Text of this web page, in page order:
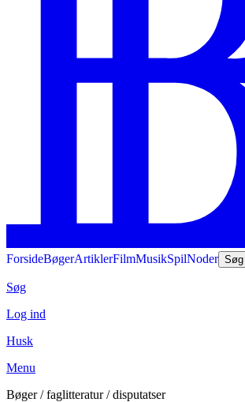
ForsideBøgerArtiklerFilmMusikSpilNoder Søg
Søg
Log ind
Husk
Menu
Bøger / faglitteratur / disputatser